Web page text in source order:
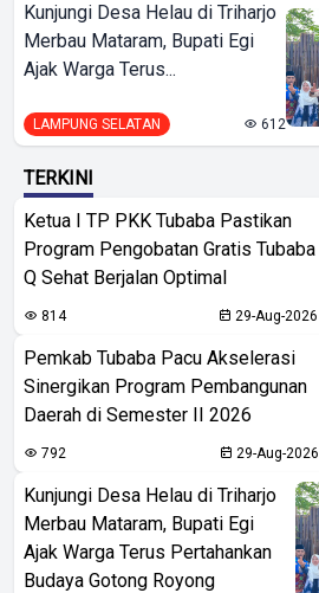
Kunjungi Desa Helau di Triharjo
Merbau Mataram, Bupati Egi
Ajak Warga Terus...
LAMPUNG SELATAN 612
TERKINI
Ketua I TP PKK Tubaba Pastikan
Program Pengobatan Gratis Tubaba
Q Sehat Berjalan Optimal
814 29-Aug-2026
Pemkab Tubaba Pacu Akselerasi
Sinergikan Program Pembangunan
Daerah di Semester II 2026
792 29-Aug-2026
Kunjungi Desa Helau di Triharjo
Merbau Mataram, Bupati Egi
Ajak Warga Terus Pertahankan
Budaya Gotong Royong